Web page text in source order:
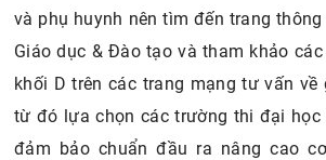
và phụ huynh nên tìm đến trang
Giáo dục & Đào tạo và tham khảo
khối D trên các trang mạng tư vấn
từ đó lựa chọn các trường thi đại học
đảm bảo chuẩn đầu ra nâng cao